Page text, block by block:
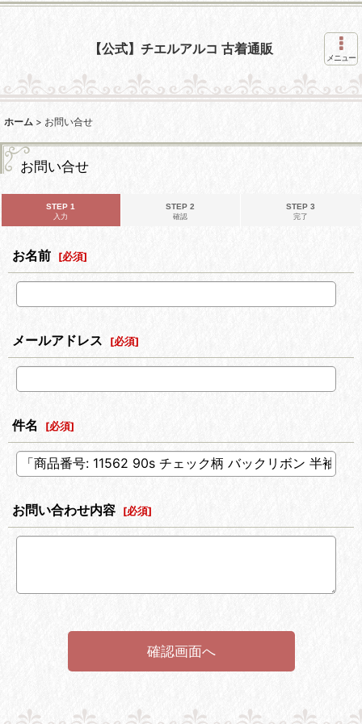
【公式】チエルアルコ 古着通販
メニュー
ホーム > お問い合せ
お問い合せ
STEP 1
入力
STEP 2
確認
STEP 3
完了
お名前 [必須]
メールアドレス [必須]
件名 [必須]
お問い合わせ内容 [必須]
確認画面へ